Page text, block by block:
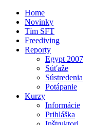
Home
Novinky
Tím SFT
Freediving
Reporty
Egypt 2007
Súťaže
Sústredenia
Potápanie
Kurzy
Informácie
Prihláška